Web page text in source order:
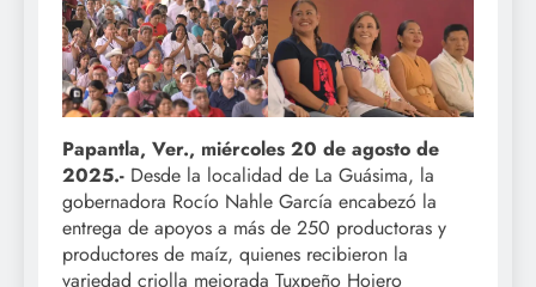
Papantla, Ver., miércoles 20 de agosto de
2025.- Desde la localidad de La Guásima, la
gobernadora Rocío Nahle García encabezó la
entrega de apoyos a más de 250 productoras y
productores de maíz, quienes recibieron la
variedad criolla mejorada Tuxpeño Hojero